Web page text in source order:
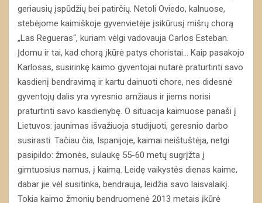
geriausių įspūdžių bei patirčių. Netoli Oviedo, kalnuose,
stebėjome kaimiškoje gyvenvietėje įsikūrusį mišrų chorą
„Las Regueras“, kuriam vėlgi vadovauja Carlos Esteban.
Įdomu ir tai, kad chorą įkūrė patys choristai… Kaip pasakojo
Karlosas, susirinkę kaimo gyventojai nutarė praturtinti savo
kasdienį bendravimą ir kartu dainuoti chore, nes didesnė
gyventojų dalis yra vyresnio amžiaus ir jiems norisi
praturtinti savo kasdienybę. O situacija kaimuose panaši į
Lietuvos: jaunimas išvažiuoja studijuoti, geresnio darbo
susirasti. Tačiau čia, Ispanijoje, kaimai neištuštėja, netgi
pasipildo: žmonės, sulaukę 55-60 metų sugrįžta į
gimtuosius namus, į kaimą. Leidę vaikystės dienas kaime,
dabar jie vėl susitinka, bendrauja, leidžia savo laisvalaikį.
Tokia kaimo žmonių bendruomenė 2013 metais įkūrė